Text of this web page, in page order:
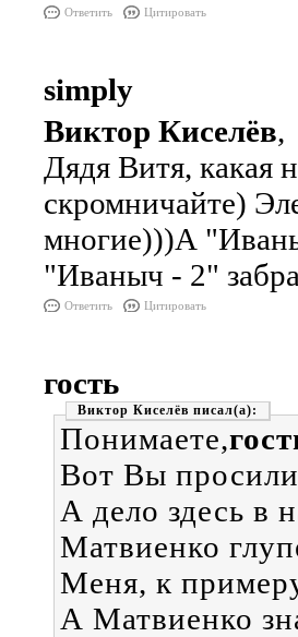
Ответить Цитировать
simply
Виктор Киселёв,
Дядя Витя, какая
скромничайте)
многие)))А
"Иваныч - 2"
Ответить Цитировать
гость
Виктор Киселёв
Понимаете,
Вот Вы
А дело здесь в
Матвиенко
Меня, к
А Матвиенко